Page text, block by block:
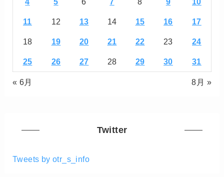
11 12 13 14 15 16 17
18 19 20 21 22 23 24
25 26 27 28 29 30 31
« 6月 8月 »
Twitter
Tweets by otr_s_info